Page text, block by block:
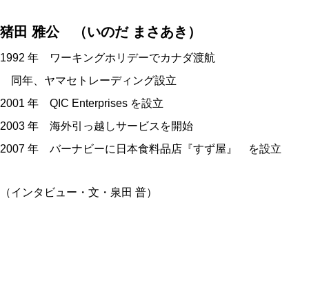
猪田 雅公 （いのだ まさあき）
1992 年 ワーキングホリデーでカナダ渡航
同年、ヤマセトレーディング設立
2001 年 QIC Enterprises を設立
2003 年 海外引っ越しサービスを開始
2007 年 バーナビーに日本食料品店『すず屋』 を設立
（インタビュー・文・泉田 普）